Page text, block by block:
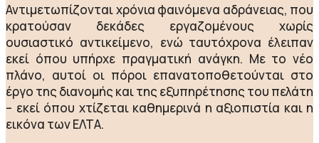
Αντιμετωπίζονται χρόνια φαινόμενα αδράνειας, που
κρατούσαν δεκάδες εργαζομένους χωρίς
ουσιαστικό αντικείμενο, ενώ ταυτόχρονα έλειπαν
εκεί όπου υπήρχε πραγματική ανάγκη. Με το νέο
πλάνο, αυτοί οι πόροι επανατοποθετούνται στο
έργο της διανομής και της εξυπηρέτησης του πελάτη
– εκεί όπου χτίζεται καθημερινά η αξιοπιστία και η
εικόνα των ΕΛΤΑ.